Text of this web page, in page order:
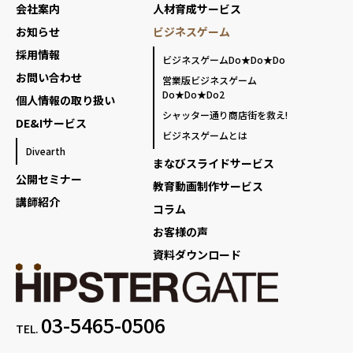
TEL. 03-5465-0506
会社案内
お知らせ
採用情報
お問い合わせ
個人情報の取り扱い
DE&Iサービス
Divearth
公開セミナー
講師紹介
人材育成サービス
ビジネスゲーム
ビジネスゲームDo★Do★Do
営業版ビジネスゲーム
Do★Do★Do2
シャッター通り商店街を救え!
ビジネスゲームとは
まなびスライドサービス
教育動画制作サービス
コラム
お客様の声
資料ダウンロード